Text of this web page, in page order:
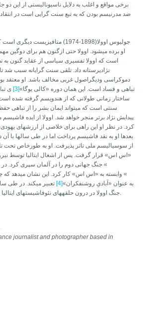
برخی مواقع و اغلب به دلایل ناسیونالیستی از این دو
ضد مدرنیسم بودن که به تبع سنت گرایی است در
جولیوس اوولا(1898-1974)
او برده می­شود. اوولا حتی ازگنون هم برای دوگین
است که اوولا تفسیری سیاسی از عقاید گنون به
نژادپرستانه داد. تلقی سنت گرایانه سبب شد تا
دموکراسی ودیگراصول غربی مخالف باشد. او معتقد
تباهی و فساد است. این همان دوره «کالی یوگا»[3]
ی
ساختار زمانی طولانی که از هندویسم گرفته شده
سنتی است که می­تواند ایمان بشر را از تباهی حفظ
پیدایش نژاد برتر منجر خواهد شد. اوولا از ایده فاشیسم
کرد. در نظر او این راهی برای خلاصی از ارزشهای
بعدها او به نقد فاشیسم پرداخت اما در طی سالها با آن
از سوسیالیسم ملی تاثر پذیرفت. او به طورخاص تحت
«اس اس» قرار گرفت. پس از اشغال ایتالیا توسط
جنگ جهانی دوم را در آلمان سپری کرد. در
Ahnenerbe» به عنوان «آبادیِ روشنفکران»[4]
تعبیر می­کند. در طی
جنگ اوولا در درون حلقه­های نئوفاشیستهای ایتالیا به شخصیتی مهم تبدیل شد.
journalist and photographer based in